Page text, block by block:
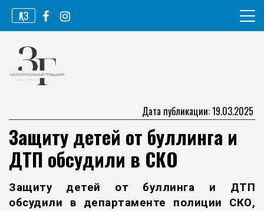
Перейти
содержимому
ҚАЗ
Законопослушный гражданин
Дата публикации: 19.03.2025
Защиту детей от буллинга и
ДТП обсудили в СКО
Защиту детей от буллинга и ДТП
обсудили в департаменте полиции СКО,